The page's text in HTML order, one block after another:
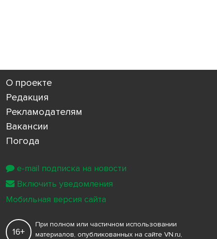
О проекте
Редакция
Рекламодателям
Вакансии
Погода
16+
При полном или частичном использовании
материалов, опубликованных на сайте VN.ru,
e-mail подписка на новости
Включить уведомления
Мобильная версия сайта